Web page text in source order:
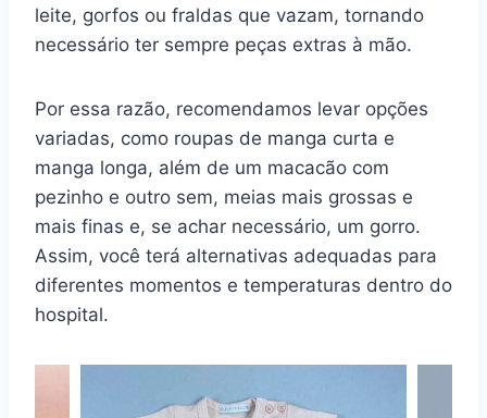
leite, gorfos ou fraldas que vazam, tornando
necessário ter sempre peças extras à mão.
Por essa razão, recomendamos levar opções
variadas, como roupas de manga curta e
manga longa, além de um macacão com
pezinho e outro sem, meias mais grossas e
mais finas e, se achar necessário, um gorro.
Assim, você terá alternativas adequadas para
diferentes momentos e temperaturas dentro do
hospital.